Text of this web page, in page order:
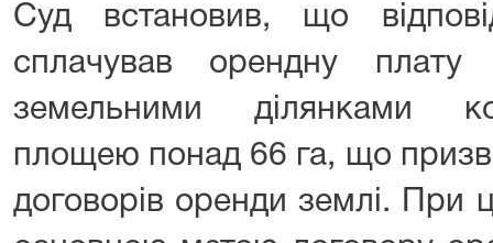
Суд встановив, що
сплачував орендну
земельними ділянками
площею понад 66 га, що
договорів оренди землі. При